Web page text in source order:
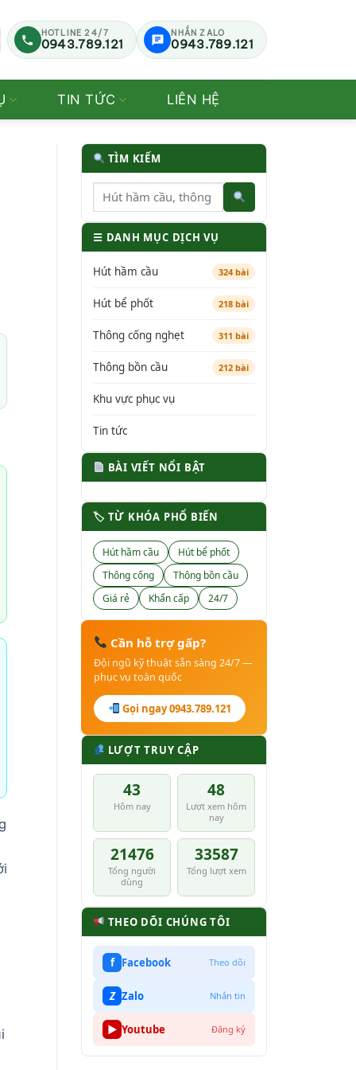
HOTLINE 24/7
0943.789.121
NHẮN ZALO
0943.789.121
TIN TỨC LIÊN HỆ
TÌM KIẾM
☰ DANH MỤC DỊCH VỤ
Hút hầm cầu 324 bài
Hút bể phốt 218 bài
Thông cống nghẹt 311 bài
Thông bồn cầu 212 bài
Khu vực phục vụ
Tin tức
BÀI VIẾT NỔI BẬT
🏷 TỪ KHÓA PHỔ BIẾN
Hút hầm cầu
Hút bể phốt
Thông cống
Thông bồn cầu
Giá rẻ
Khẩn cấp 24/7
Cần hỗ trợ gấp?
Đội ngũ kỹ thuật sẵn sàng 24/7 —
phục vụ toàn quốc
Gọi ngay 0943.789.121
LƯỢT TRUY CẬP
43
Hôm nay
48
Lượt xem hôm
nay
21476
Tổng người
dùng
33587
Tổng lượt xem
THEO DÕI CHÚNG TÔI
f Facebook Theo dõi
Z Zalo Nhắn tin
▶ Youtube Đăng ký